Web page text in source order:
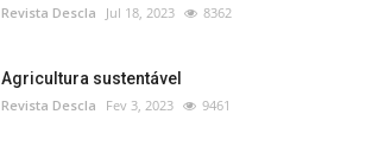
Revista Descla Jul 18, 2023 8362
Agricultura sustentável
Revista Descla Fev 3, 2023 9461